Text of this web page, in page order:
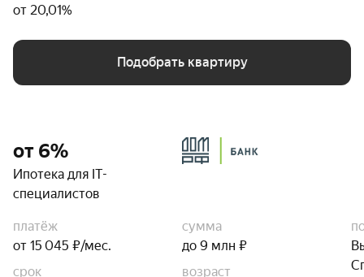
от 20,01%
Подобрать квартиру
от 6%
Ипотека для IT-
специалистов
платёж
от 15 045 ₽/мес.
сумма
до 9 млн ₽
срок
возраст